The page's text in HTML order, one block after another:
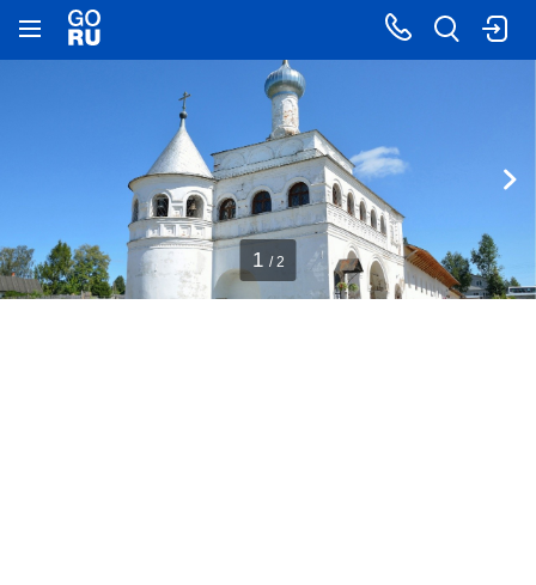
1 / 2